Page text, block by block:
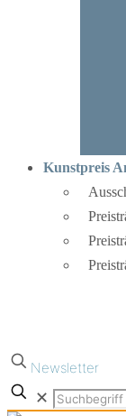
Kunstpreis
Newsletter
✕